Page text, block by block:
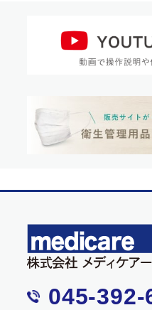
045-392-